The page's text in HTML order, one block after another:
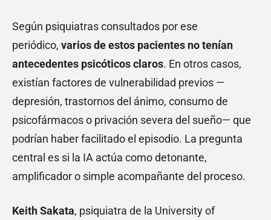
Según psiquiatras consultados por ese
periódico, varios de estos pacientes no tenían
antecedentes psicóticos claros. En otros casos,
existían factores de vulnerabilidad previos —
depresión, trastornos del ánimo, consumo de
psicofármacos o privación severa del sueño— que
podrían haber facilitado el episodio. La pregunta
central es si la IA actúa como detonante,
amplificador o simple acompañante del proceso.
Keith Sakata, psiquiatra de la University of